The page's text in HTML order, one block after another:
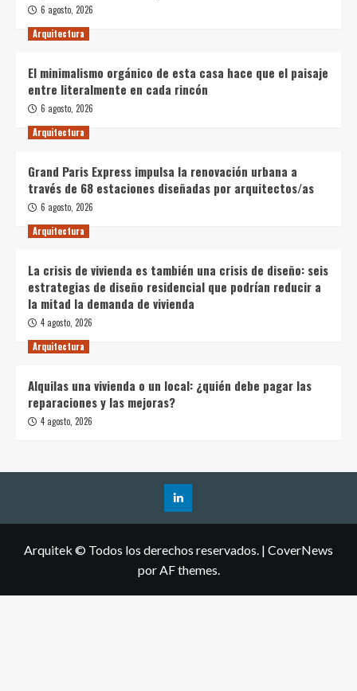
6 agosto, 2026
Arquitectura
El minimalismo orgánico de esta casa hace que el paisaje
entre literalmente en cada rincón
6 agosto, 2026
Arquitectura
Grand Paris Express impulsa la renovación urbana a
través de 68 estaciones diseñadas por arquitectos/as
6 agosto, 2026
Arquitectura
La crisis de vivienda es también una crisis de diseño: seis
estrategias de diseño residencial que podrían reducir a
la mitad la demanda de vivienda
4 agosto, 2026
Arquitectura
Alquilas una vivienda o un local: ¿quién debe pagar las
reparaciones y las mejoras?
4 agosto, 2026
Arquitek © Todos los derechos reservados. | CoverNews
por AF themes.